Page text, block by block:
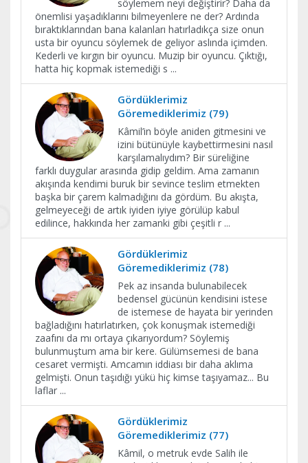
söylemem neyi değiştirir? Daha da
önemlisi yaşadıklarını bilmeyenlere ne der? Ardında
bıraktıklarından bana kalanları hatırladıkça size onun
usta bir oyuncu söylemek de geliyor aslında içimden.
Kederli ve kırgın bir oyuncu. Muzip bir oyuncu. Çıktığı,
hatta hiç kopmak istemediği s ...
Gördüklerimiz
Göremediklerimiz (79)
Kâmil’in böyle aniden gitmesini ve
izini bütünüyle kaybettirmesini nasıl
karşılamalıydım? Bir süreliğine
farklı duygular arasında gidip geldim. Ama zamanın
akışında kendimi buruk bir sevince teslim etmekten
başka bir çarem kalmadığını da gördüm. Bu akışta,
gelmeyeceği de artık iyiden iyiye görülüp kabul
edilince, hakkında her zamanki gibi çeşitli r ...
Gördüklerimiz
Göremediklerimiz (78)
Pek az insanda bulunabilecek
bedensel gücünün kendisini istese
de istemese de hayata bir yerinden
bağladığını hatırlatırken, çok konuşmak istemediği
zaafını da mı ortaya çıkarıyordum? Söylemiş
bulunmuştum ama bir kere. Gülümsemesi de bana
cesaret vermişti. Amcamın iddiası bir daha aklıma
gelmişti. Onun taşıdığı yükü hiç kimse taşıyamaz... Bu
laflar ...
Gördüklerimiz
Göremediklerimiz (77)
Kâmil, o metruk evde Salih ile